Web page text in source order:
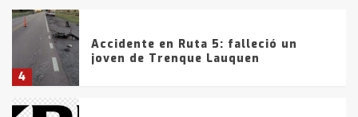
4
Accidente en Ruta 5: falleció un
joven de Trenque Lauquen